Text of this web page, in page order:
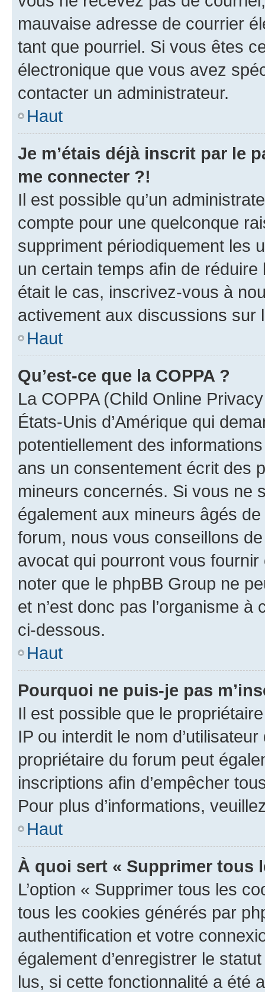
mauvaise adresse de courrier
tant que pourriel. Si vous êtes
électronique que vous avez
contacter un administrateur.
Haut
Je m’étais déjà inscrit par le
me connecter ?!
Il est possible qu’un
compte pour une quelconque
suppriment périodiquement les
un certain temps afin de
était le cas, inscrivez-vous à
activement aux discussions sur
Haut
Qu’est-ce que la COPPA ?
La COPPA (Child Online
États-Unis d’Amérique qui
potentiellement des
ans un consentement écrit des
mineurs concernés. Si vous ne
également aux mineurs âgés
forum, nous vous conseillons
avocat qui pourront vous
noter que le phpBB Group ne
et n’est donc pas l’organisme
ci-dessous.
Haut
Pourquoi ne puis-je pas
Il est possible que le
IP ou interdit le nom
propriétaire du forum peut
inscriptions afin d’empêcher
Pour plus d’informations,
Haut
À quoi sert « Supprimer tous
L’option « Supprimer tous les
tous les cookies générés par
authentification et votre
également d’enregistrer le
lus, si cette fonctionnalité a été